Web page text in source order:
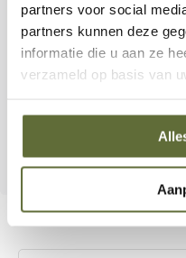
partners voor social
partners kunnen deze
informatie die u aan ze
verzameld op basis van
Compact, stijlvol en
Of je nu een snelle
Freestyle Pro 425van